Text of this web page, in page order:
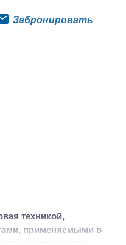
Забронировать
техникой,
применяемыми в